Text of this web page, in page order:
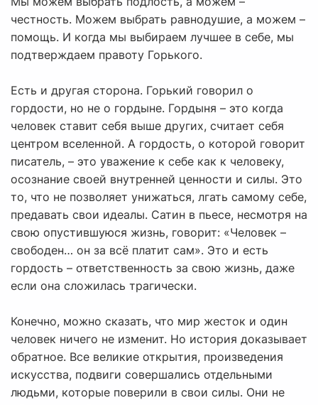
честность. Можем выбрать равнодушие, а можем –
помощь. И когда мы выбираем лучшее в себе, мы
подтверждаем правоту Горького.
Есть и другая сторона. Горький говорил о
гордости, но не о гордыне. Гордыня – это когда
человек ставит себя выше других, считает себя
центром вселенной. А гордость, о которой говорит
писатель, – это уважение к себе как к человеку,
осознание своей внутренней ценности и силы. Это
то, что не позволяет унижаться, лгать самому себе,
предавать свои идеалы. Сатин в пьесе, несмотря на
свою опустившуюся жизнь, говорит: «Человек –
свободен… он за всё платит сам». Это и есть
гордость – ответственность за свою жизнь, даже
если она сложилась трагически.
Конечно, можно сказать, что мир жесток и один
человек ничего не изменит. Но история доказывает
обратное. Все великие открытия, произведения
искусства, подвиги совершались отдельными
людьми, которые поверили в свои силы. Они не